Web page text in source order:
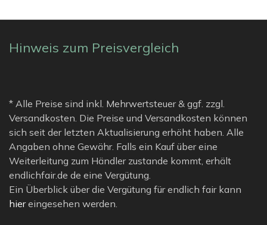
Hinweis zum Preisvergleich
* Alle Preise sind inkl. Mehrwertsteuer & ggf. zzgl.
Versandkosten. Die Preise und Versandkosten können
sich seit der letzten Aktualisierung erhöht haben. Alle
Angaben ohne Gewähr. Falls ein Kauf über eine
Weiterleitung zum Händler zustande kommt, erhält
endlichfair.de de eine Vergütung.
Ein Überblick über die Vergütung für endlich fair kann
hiereingesehen werden.